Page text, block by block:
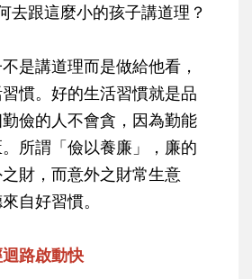
去跟這麼小的孩子講道理？
是講道理而是做給他看，
慣。好的生活習慣就是品
儉的人不會貪，因為勤能
所謂「儉以養廉」，廉的
財，而意外之財常生意
自好習慣。
路啟動快